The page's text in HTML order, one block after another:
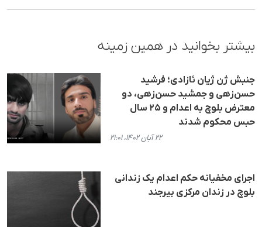
بیشتر بخوانید در همین زمینه
جنبش ژن ژیان ئازادی؛ فرشید
حسن‌زهی و جمشید حسن‌زهی، دو
معترض بلوچ به اعدام و ٢۵ سال
حبس محکوم شدند
۲۲ آبان ۱۴۰۲، ۲۱:۰۱
اجرای مخفیانه حکم اعدام یک زندانی
بلوچ در زندان مرکزی بیرجند